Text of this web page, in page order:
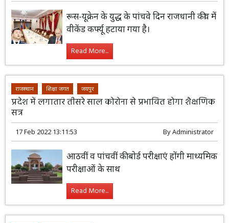
रूस-यूक्रेन के युद्ध के पांचवे दिन राजधानी कीव में
वीकेंड कर्फ्यू हटाया गया है।
Read More...
राजस्थान शिक्षा जगत जयपुर
प्रदेश में लगातार तीसरे साल कोरोना से प्रभावित होगा शैक्षणिक
सत्र
17 Feb 2022 13:11:53 ByAdministrator
आठवीं व पांचवीं की बोर्ड परीक्षाएं होंगी माध्यमिक
परीक्षाओं के साथ
Read More...